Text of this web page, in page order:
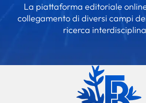
La piattaforma editoriale
collegamento di diversi campi
ricerca